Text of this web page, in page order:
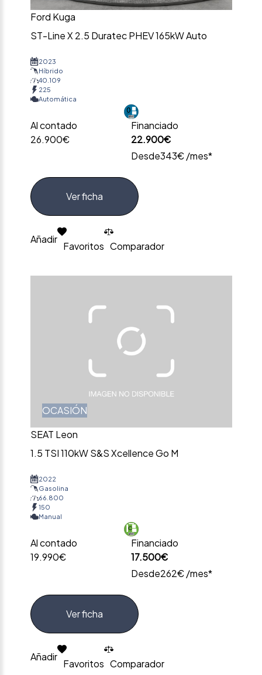
Ford Kuga
ST-Line X 2.5 Duratec PHEV 165kW Auto
2023
Híbrido
40.109
225
Automática
Al contado
26.900€
Financiado
22.900€
Desde343€ /mes*
Ver ficha
Añadir
Favoritos Comparador
OCASIÓN
SEAT Leon
1.5 TSI 110kW S&S Xcellence Go M
2022
Gasolina
66.800
150
Manual
Al contado
19.990€
Financiado
17.500€
Desde262€ /mes*
Ver ficha
Añadir
Favoritos Comparador